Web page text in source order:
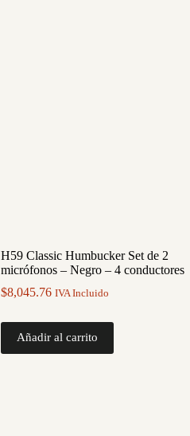
H59 Classic Humbucker Set de 2
micrófonos – Negro – 4 conductores
$8,045.76 IVA Incluido
Añadir al carrito